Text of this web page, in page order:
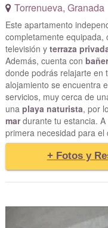
Torrenueva, Granada
Este apartamento
completamente equipada,
televisión y terraza
Además, cuenta con
donde podrás relajarte en
alojamiento se encuentra
servicios, muy cerca de
una playa naturista, por
mardurante tu estancia.
primera necesidad para el
+ Fotos y